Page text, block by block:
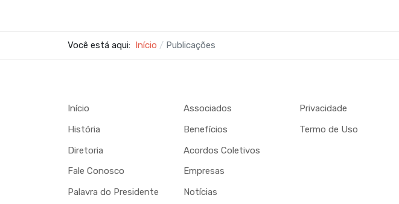
Você está aqui: Início Publicações
Início
História
Diretoria
Fale Conosco
Palavra do Presidente
Associados
Benefícios
Acordos Coletivos
Empresas
Notícias
Privacidade
Termo de Uso